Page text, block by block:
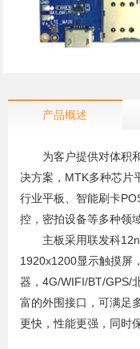
产品概述
为客户提供对体积和
决方案，MTK多种芯片
行业平板、智能刷卡
控，密拍设备等多种领域
主板采用联发科
1920x1200显示触摸屏
器，4G/WIFI/BT/GPS/
富的外围接口，可满足
更快，性能更强，同时